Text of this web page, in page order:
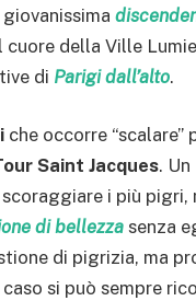
della Ville
di Parigi dall’alto.
che occorre “scalare”
Saint Jacques. Un
i più pigri,
di bellezzasenza
di pigrizia, ma
si può sempre